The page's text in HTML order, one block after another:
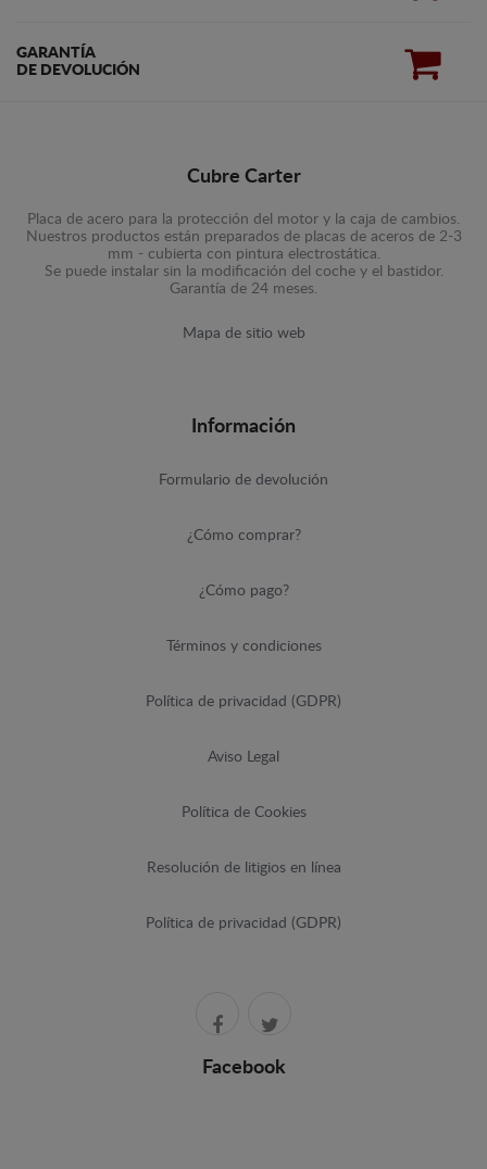
GARANTÍA
DE DEVOLUCIÓN
Cubre Carter
Placa de acero para la protección del motor y la caja de cambios.
Nuestros productos están preparados de placas de aceros de 2-3
mm - cubierta con pintura electrostática.
Se puede instalar sin la modificación del coche y el bastidor.
Garantía de 24 meses.
Mapa de sitio web
Información
Formulario de devolución
¿Cómo comprar?
¿Cómo pago?
Términos y condiciones
Política de privacidad (GDPR)
Aviso Legal
Política de Cookies
Resolución de litigios en línea
Política de privacidad (GDPR)
Facebook